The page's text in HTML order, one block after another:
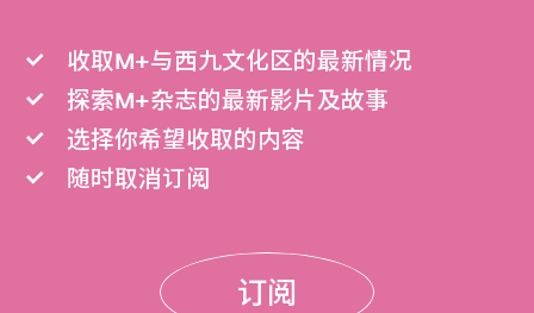
收取M+与西九文化区的最新情况
探索M+杂志的最新影片及故事
选择你希望收取的内容
随时取消订阅
订阅